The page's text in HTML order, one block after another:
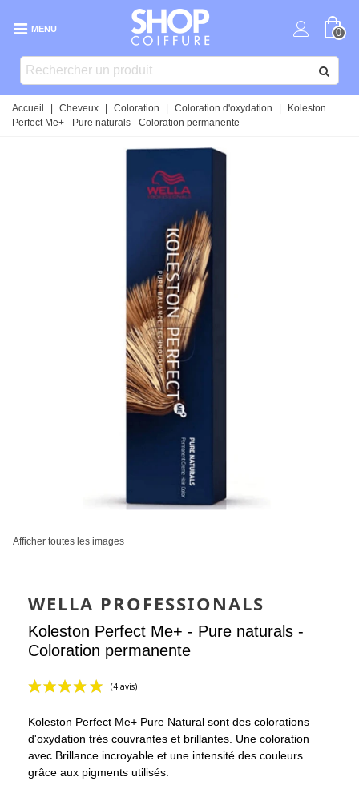
MENU 0
Accueil Cheveux Coloration Coloration d'oxydation
Koleston
Perfect Me+ - Pure naturals - Coloration permanente
Afficher toutes les images
WELLA PROFESSIONALS
Koleston Perfect Me+ - Pure naturals -
Coloration permanente
Koleston Perfect Me+ Pure Natural sont des colorations
d'oxydation très couvrantes et brillantes. Une coloration
avec Brillance incroyable et une intensité des couleurs
grâce aux pigments utilisés.